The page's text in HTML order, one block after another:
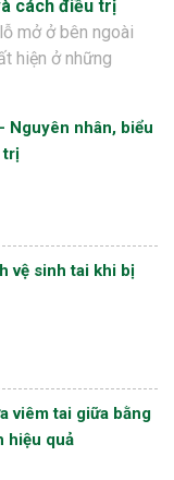
cách điều trị
mở ở bên ngoài
hiện ở những
Nguyên nhân, biểu
trị
vệ sinh tai khi bị
viêm tai giữa bằng
hiệu quả